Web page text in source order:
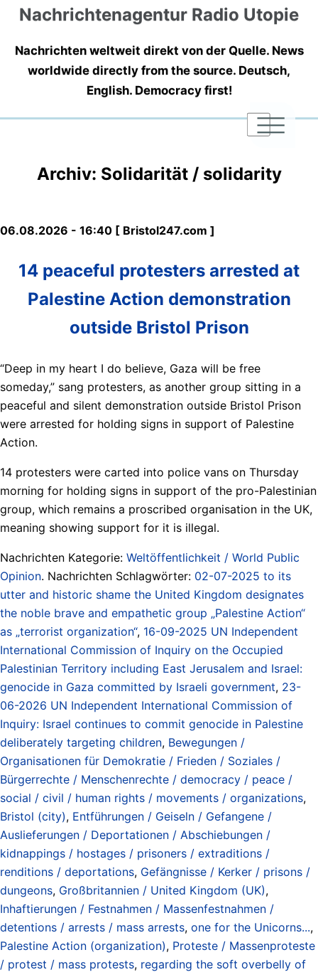
Nachrichtenagentur Radio Utopie
Nachrichten weltweit direkt von der Quelle. News
worldwide directly from the source. Deutsch,
English. Democracy first!
|
|
|
Archiv: Solidarität / solidarity
06.08.2026 - 16:40 [ Bristol247.com ]
14 peaceful protesters arrested at
Palestine Action demonstration
outside Bristol Prison
“Deep in my heart I do believe, Gaza will be free
someday,” sang protesters, as another group sitting in a
peaceful and silent demonstration outside Bristol Prison
were arrested for holding signs in support of Palestine
Action.
14 protesters were carted into police vans on Thursday
morning for holding signs in support of the pro-Palestinian
group, which remains a proscribed organisation in the UK,
meaning showing support for it is illegal.
Nachrichten Kategorie: Weltöffentlichkeit / World Public
Opinion. Nachrichten Schlagwörter: 02-07-2025 to its
utter and historic shame the United Kingdom designates
the noble brave and empathetic group „Palestine Action“
as „terrorist organization“, 16-09-2025 UN Independent
International Commission of Inquiry on the Occupied
Palestinian Territory including East Jerusalem and Israel:
genocide in Gaza committed by Israeli government, 23-
06-2026 UN Independent International Commission of
Inquiry: Israel continues to commit genocide in Palestine
deliberately targeting children, Bewegungen /
Organisationen für Demokratie / Frieden / Soziales /
Bürgerrechte / Menschenrechte / democracy / peace /
social / civil / human rights / movements / organizations,
Bristol (city), Entführungen / Geiseln / Gefangene /
Auslieferungen / Deportationen / Abschiebungen /
kidnappings / hostages / prisoners / extraditions /
renditions / deportations, Gefängnisse / Kerker / prisons /
dungeons, Großbritannien / United Kingdom (UK),
Inhaftierungen / Festnahmen / Massenfestnahmen /
detentions / arrests / mass arrests, one for the Unicorns...,
Palestine Action (organization), Proteste / Massenproteste
/ protest / mass protests, regarding the soft overbelly of